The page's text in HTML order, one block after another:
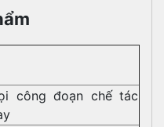
công đoạn chế tác